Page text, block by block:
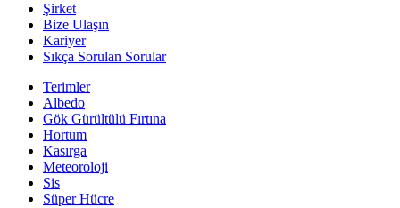
Şirket
Bize Ulaşın
Kariyer
Sıkça Sorulan Sorular
Terimler
Albedo
Gök Gürültülü Fırtına
Hortum
Kasırga
Meteoroloji
Sis
Süper Hücre